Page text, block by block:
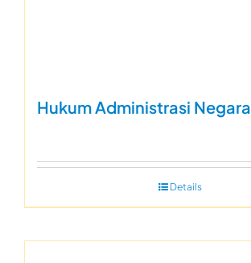
Hukum Administrasi Negara
Details